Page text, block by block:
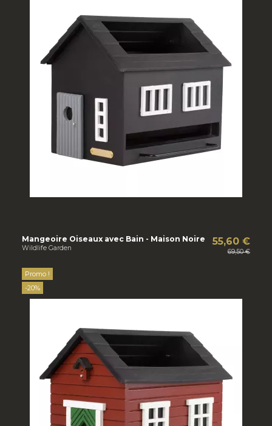
Mangeoire Oiseaux avec Bain - Maison Noire
Wildlife Garden
55,60 €
69,50 €
Promo !
-20%